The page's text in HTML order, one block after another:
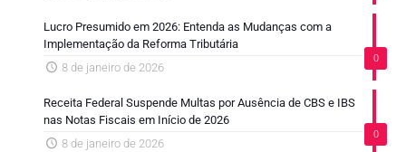
0
Lucro Presumido em 2026: Entenda as Mudanças com a
Implementação da Reforma Tributária
8 de janeiro de 2026
0
Receita Federal Suspende Multas por Ausência de CBS e IBS
nas Notas Fiscais em Início de 2026
8 de janeiro de 2026